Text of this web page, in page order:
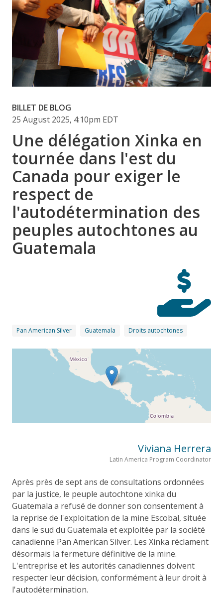
BILLET DE BLOG
25 August 2025, 4:10pm EDT
Une délégation Xinka en
tournée dans l'est du
Canada pour exiger le
respect de
l'autodétermination des
peuples autochtones au
Guatemala
Pan American Silver Guatemala Droits autochtones
Viviana Herrera
Latin America Program Coordinator
Après près de sept ans de consultations ordonnées
par la justice, le peuple autochtone xinka du
Guatemala a refusé de donner son consentement à
la reprise de l'exploitation de la mine Escobal, située
dans le sud du Guatemala et exploitée par la société
canadienne Pan American Silver. Les Xinka réclament
désormais la fermeture définitive de la mine.
L'entreprise et les autorités canadiennes doivent
respecter leur décision, conformément à leur droit à
l'autodétermination.